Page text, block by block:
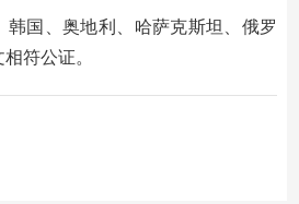
韩国、奥地利、哈萨克斯坦、俄罗
符公证。